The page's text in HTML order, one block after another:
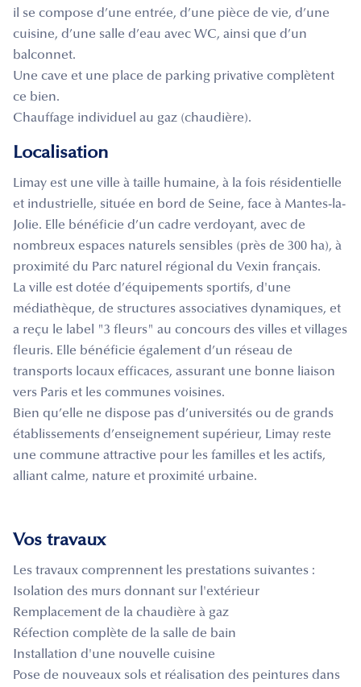
il se compose d’une entrée, d’une pièce de vie, d’une
cuisine, d’une salle d’eau avec WC, ainsi que d’un
balconnet.
Une cave et une place de parking privative complètent
ce bien.
Chauffage individuel au gaz (chaudière).
Localisation
Limay est une ville à taille humaine, à la fois résidentielle
et industrielle, située en bord de Seine, face à Mantes-la-
Jolie. Elle bénéficie d’un cadre verdoyant, avec de
nombreux espaces naturels sensibles (près de 300 ha), à
proximité du Parc naturel régional du Vexin français.
La ville est dotée d’équipements sportifs, d'une
médiathèque, de structures associatives dynamiques, et
a reçu le label "3 fleurs" au concours des villes et villages
fleuris. Elle bénéficie également d’un réseau de
transports locaux efficaces, assurant une bonne liaison
vers Paris et les communes voisines.
Bien qu’elle ne dispose pas d’universités ou de grands
établissements d’enseignement supérieur, Limay reste
une commune attractive pour les familles et les actifs,
alliant calme, nature et proximité urbaine.
Vos travaux
Les travaux comprennent les prestations suivantes :
Isolation des murs donnant sur l'extérieur
Remplacement de la chaudière à gaz
Réfection complète de la salle de bain
Installation d'une nouvelle cuisine
Pose de nouveaux sols et réalisation des peintures dans